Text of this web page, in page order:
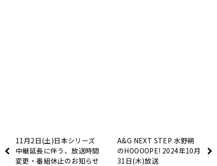
11月2日(土)日本シリーズ
中継延長に伴う、放送時間
変更・番組休止のお知らせ
A&G NEXT STEP 水野朔
のHOOOOPE! 2024年10月
31日(木)放送